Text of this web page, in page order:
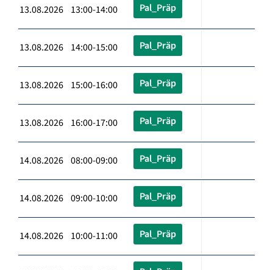
13.08.2026 13:00-14:00 Pal_Präp
13.08.2026 14:00-15:00 Pal_Präp
13.08.2026 15:00-16:00 Pal_Präp
13.08.2026 16:00-17:00 Pal_Präp
14.08.2026 08:00-09:00 Pal_Präp
14.08.2026 09:00-10:00 Pal_Präp
14.08.2026 10:00-11:00 Pal_Präp